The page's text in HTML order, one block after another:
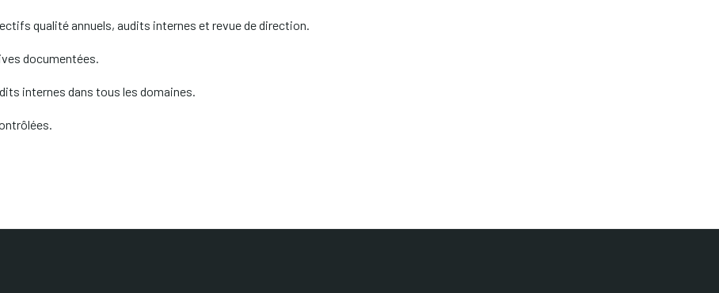
qualité annuels, audits internes et revue de direction.
documentées.
internes dans tous les domaines.